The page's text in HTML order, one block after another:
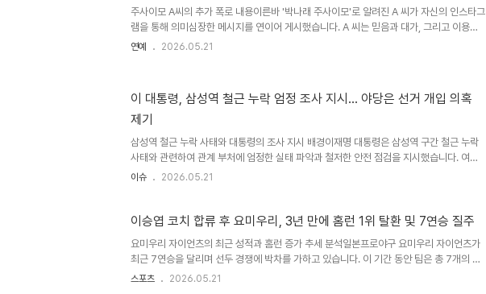
주사이모 A씨의 추가 폭로 내용이른바 '박나래 주사이모'로 알려진 A 씨가 자신의 인스타그
램을 통해 의미심장한 메시지를 연이어 게시했습니다. A 씨는 믿음과 대가, 그리고 이용당
한 경험에 대해 언급하며 과거의 선택과 관계가 결국 결과로 이어진다고 강조했습니다. 또
이니 멤버 키와 유튜버 입짧은햇님 또한 A 씨의 고객이었던 것으로 밝혀졌습니다. 현재 이
들은 모두 연예계 활동을 잠정 중단한 상태입니다. A씨의 과거 발언 및 현재 상황A 씨..
연예 2026.05.21
이 대통령, 삼성역 철근 누락 엄정 조사 지시… 야당은 선거 개입 의혹
제기
삼성역 철근 누락 사태와 대통령의 조사 지시 배경이재명 대통령은 삼성역 구간 철근 누락
사태와 관련하여 관계 부처에 엄정한 실태 파악과 철저한 안전 점검을 지시했습니다. 여름
철 우기를 앞두고 대형 안전사고 방지를 위해 현장의 안전을 점검하는 것은 정부의 책임과
요 쟁점으로 부상했습니다. 더불어민주당과 정원오 후보 측은 오세훈 국민의힘 후보에게 책
의혹 제기 관련자들을 고발했습니다. 야당의 '선거 개입' 반발과 대통령 지시의 정치적 해
석..
이슈 2026.05.21
이승엽 코치 합류 후 요미우리, 3년 만에 홈런 1위 탈환 및 7연승 질주
요미우리 자이언츠의 최근 성적과 홈런 증가 추세 분석일본프로야구 요미우리 자이언츠가
최근 7연승을 달리며 선두 경쟁에 박차를 가하고 있습니다. 이 기간 동안 팀은 총 7개의 홈
런을 기록했으며, 극적인 끝내기 홈런으로 승리를 거머쥔 경기도 있었습니다. 이러한 성과
스포츠 2026.05.21